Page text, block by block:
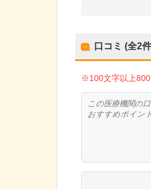
口コミ (全2
※100文字以上